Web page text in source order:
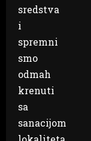
sredstva
i
spremni
smo
odmah
krenuti
sa
sanacijom